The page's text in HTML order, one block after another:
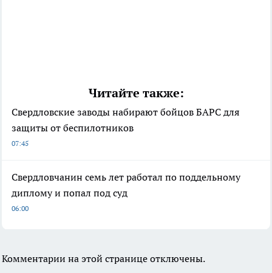
Читайте также:
Свердловские заводы набирают бойцов БАРС для
защиты от беспилотников
07:45
Свердловчанин семь лет работал по поддельному
диплому и попал под суд
06:00
Комментарии на этой странице отключены.